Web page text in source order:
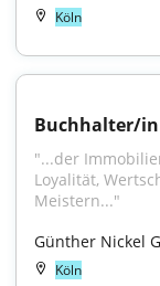
Köln
Buchhalter/
"...der
Loyalität,
Meistern..."
Günther Nickel
Köln